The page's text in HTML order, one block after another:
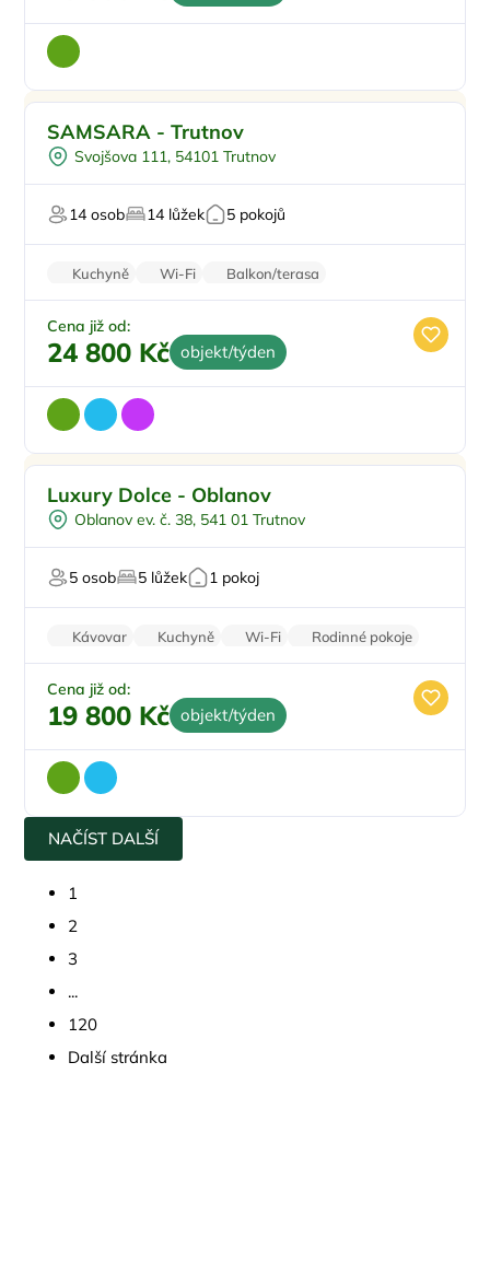
Koupací sud
Vyjížďky na koních
U lesa
SAMSARA - Trutnov
Svojšova 111, 54101 Trutnov
14 osob 14 lůžek 5 pokojů
Kuchyně Wi-Fi
Balkon/terasa
Bezbariérový vstup
Cena již od:
24 800 Kč objekt/týden
Pro čtyři
Vířivka
U vody
Luxury Dolce - Oblanov
Oblanov ev. č. 38, 541 01 Trutnov
5 osob 5 lůžek 1 pokoj
Kávovar Kuchyně Wi-Fi
Rodinné pokoje
Klimatizace
Cena již od:
19 800 Kč objekt/týden
NAČÍST DALŠÍ
1
2
3
...
120
Další stránka